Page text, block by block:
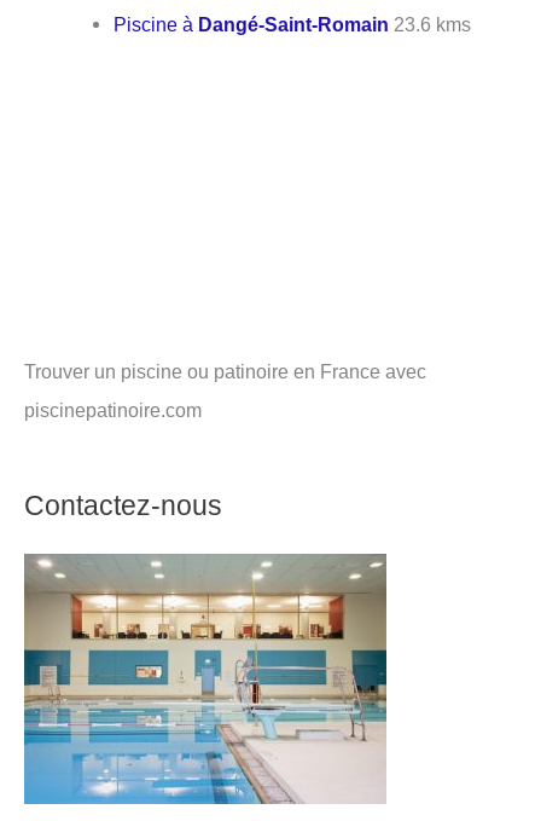
Piscine à Dangé-Saint-Romain 23.6 kms
Trouver un piscine ou patinoire en France avec
piscinepatinoire.com
Contactez-nous